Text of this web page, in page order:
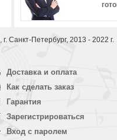
, г. Санкт-Петербург, 2013 - 2022 г.
Доставка и оплата
Как сделать заказ
Гарантия
Зарегистрироваться
Вход с паролем